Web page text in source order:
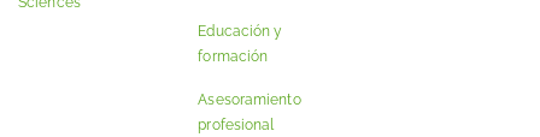
Educación y
formación
Asesoramiento
profesional